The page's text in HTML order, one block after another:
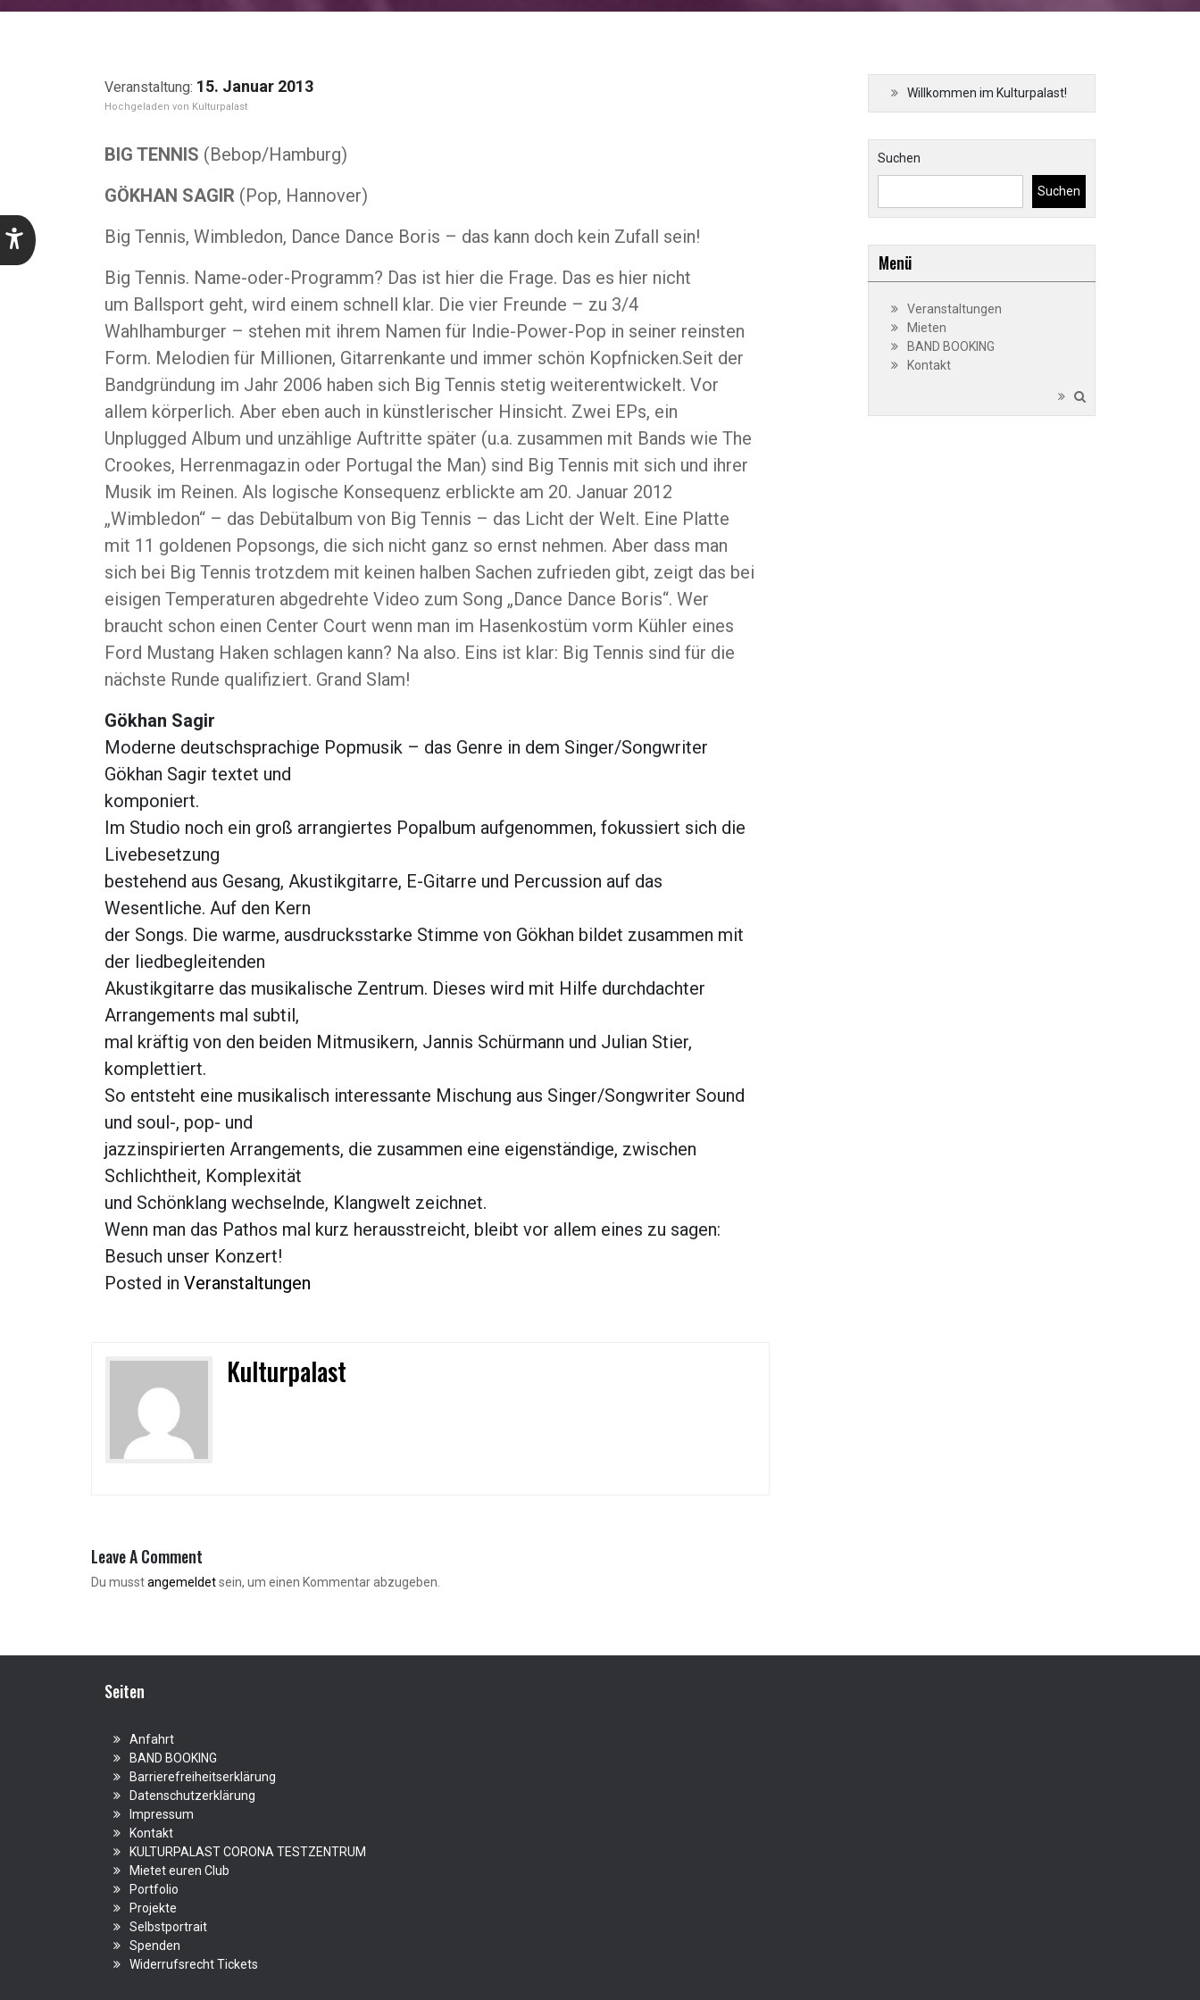
15. Januar 2013
Kulturpalast
BIG TENNIS (Bebop/Hamburg)
GÖKHAN SAGIR (Pop, Hannover)
Big Tennis, Wimbledon, Dance Dance Boris – das kann doch kein Zufall sein!
Big Tennis. Name-oder-Programm? Das ist hier die Frage. Das es hier nicht
um Ballsport geht, wird einem schnell klar. Die vier Freunde – zu 3/4
Wahlhamburger – stehen mit ihrem Namen für Indie-Power-Pop in seiner reinsten
Form. Melodien für Millionen, Gitarrenkante und immer schön Kopfnicken.Seit der
Bandgründung im Jahr 2006 haben sich Big Tennis stetig weiterentwickelt. Vor
allem körperlich. Aber eben auch in künstlerischer Hinsicht. Zwei EPs, ein
Unplugged Album und unzählige Auftritte später (u.a. zusammen mit Bands wie The
Crookes, Herrenmagazin oder Portugal the Man) sind Big Tennis mit sich und ihrer
Musik im Reinen. Als logische Konsequenz erblickte am 20. Januar 2012
„Wimbledon“ – das Debütalbum von Big Tennis – das Licht der Welt. Eine Platte
mit 11 goldenen Popsongs, die sich nicht ganz so ernst nehmen. Aber dass man
sich bei Big Tennis trotzdem mit keinen halben Sachen zufrieden gibt, zeigt das bei
eisigen Temperaturen abgedrehte Video zum Song „Dance Dance Boris“. Wer
braucht schon einen Center Court wenn man im Hasenkostüm vorm Kühler eines
Ford Mustang Haken schlagen kann? Na also. Eins ist klar: Big Tennis sind für die
nächste Runde qualifiziert. Grand Slam!
Gökhan Sagir
Moderne deutschsprachige Popmusik – das Genre in dem Singer/Songwriter
Gökhan Sagir textet und
komponiert.
Im Studio noch ein groß arrangiertes Popalbum aufgenommen, fokussiert sich die
Livebesetzung
bestehend aus Gesang, Akustikgitarre, E-Gitarre und Percussion auf das
Wesentliche. Auf den Kern
der Songs. Die warme, ausdrucksstarke Stimme von Gökhan bildet zusammen mit
der liedbegleitenden
Akustikgitarre das musikalische Zentrum. Dieses wird mit Hilfe durchdachter
Arrangements mal subtil,
mal kräftig von den beiden Mitmusikern, Jannis Schürmann und Julian Stier,
komplettiert.
So entsteht eine musikalisch interessante Mischung aus Singer/Songwriter Sound
und soul-, pop- und
jazzinspirierten Arrangements, die zusammen eine eigenständige, zwischen
Schlichtheit, Komplexität
und Schönklang wechselnde, Klangwelt zeichnet.
Wenn man das Pathos mal kurz herausstreicht, bleibt vor allem eines zu sagen:
Besuch unser Konzert!
Posted in Veranstaltungen
Kulturpalast
Leave A Comment
Du musstangemeldetsein, um einen Kommentar abzugeben.
Willkommen im Kulturpalast!
Suchen
Suchen
Menü
Veranstaltungen
Mieten
BAND BOOKING
Kontakt
Seiten
Anfahrt
BAND BOOKING
Barrierefreiheitserklärung
Datenschutzerklärung
Impressum
Kontakt
KULTURPALAST CORONA TESTZENTRUM
Mietet euren Club
Portfolio
Projekte
Selbstportrait
Spenden
Widerrufsrecht Tickets